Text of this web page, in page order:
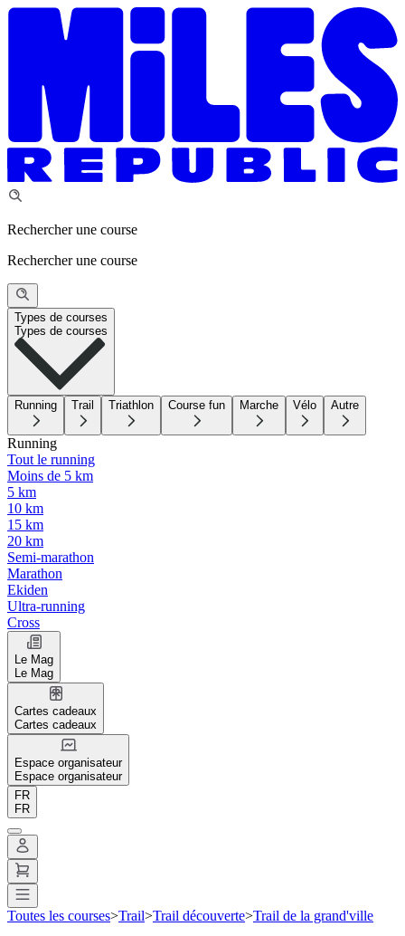
Rechercher une course
Rechercher une course
Types de courses
Types de courses
Running Trail Triathlon Course fun Marche Vélo Autre
Running
Tout le running
Moins de 5 km
5 km
10 km
15 km
20 km
Semi-marathon
Marathon
Ekiden
Ultra-running
Cross
Le Mag
Le Mag
Cartes cadeaux
Cartes cadeaux
Espace organisateur
Espace organisateur
FR
FR
Toutes les courses>Trail>Trail découverte>Trail de la grand'ville